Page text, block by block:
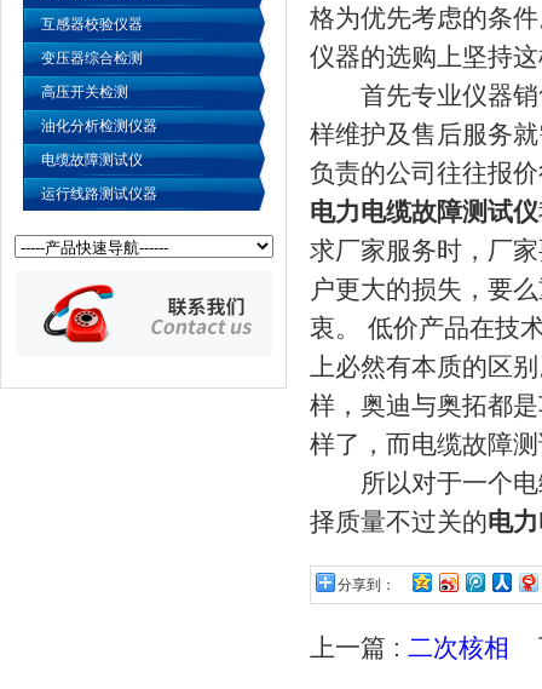
互感器校验仪器
变压器综合检测
高压开关检测
油化分析检测仪器
电缆故障测试仪
运行线路测试仪器
格为优先考虑的条
仪器的选购上坚持
首先专业仪器销
样维护及售后服务
负责的公司往往报
电力电缆故障测试仪
求厂家服务时，厂
户更大的损失，要
衷。 低价产品在技
上必然有本质的区
样，奥迪与奥拓都
样了，而电缆故障
所以对于一个电
择质量不过关的电
分享到：
上一篇 : 二次核相